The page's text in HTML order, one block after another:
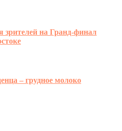
зрителей на Гранд-финал
– грудное молоко